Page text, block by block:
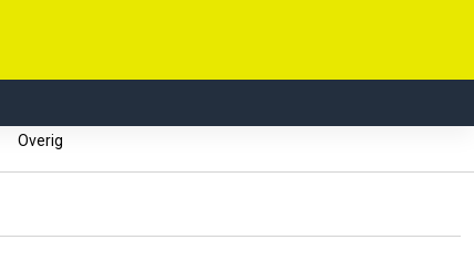
Overig